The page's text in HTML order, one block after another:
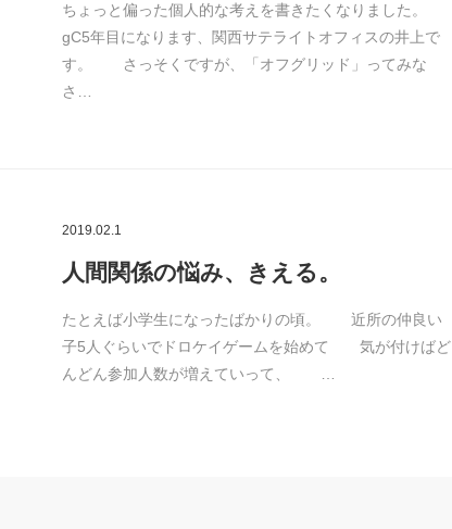
ちょっと偏った個人的な考えを書きたくなりました。
gC5年目になります、関西サテライトオフィスの井上で
す。 さっそくですが、「オフグリッド」ってみな
さ…
2019.02.1
人間関係の悩み、きえる。
たとえば小学生になったばかりの頃。 近所の仲良い
子5人ぐらいでドロケイゲームを始めて 気が付けばど
んどん参加人数が増えていって、 …